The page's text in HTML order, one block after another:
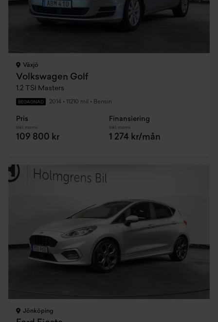
Växjö
Volkswagen Golf
1.2 TSI Masters
BEGAGNAD 2014 • 11210 mil • Bensin
Pris
Inkl. moms
109 800 kr
Finansiering
Inkl. moms
1 274 kr/mån
Jönköping